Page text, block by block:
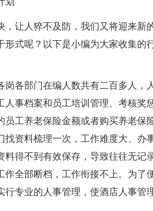
，让人猝不及防，我们又将迎来新
形式呢？以下是小编为大家收集的
岗各部门在编人数共有二百多人
人事档案和员工培训管理、考核
员工养老保险金额或者购买养老
找资料梳理一次，工作难度大、
料得不到有效保存，导致往往无
作全部断档，工作衔接不上。为
行专业的人事管理，使酒店人事管